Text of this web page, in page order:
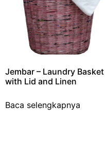
Jembar – Laundry Basket
with Lid and Linen
Baca selengkapnya